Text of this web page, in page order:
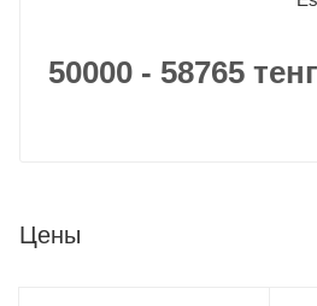
50000 - 58765
Цены